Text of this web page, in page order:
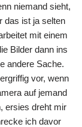
niemand sieht,
das ist ja selten
mit einem
Bilder dann ins
andere Sache.
vor, wenn
auf jemand
ersies dreht mir
ich davor